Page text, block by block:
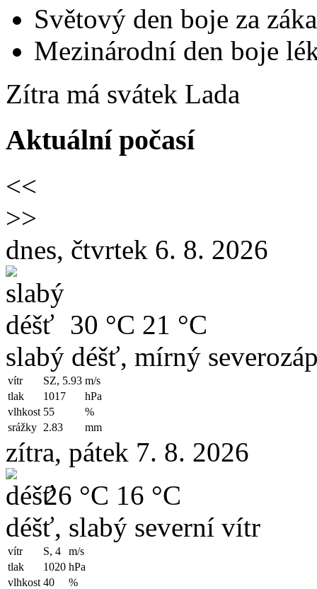
Světový den boje za
Mezinárodní den boje
Zítra má svátek Lada
Aktuální počasí
<<
>>
dnes, čtvrtek 6. 8. 2026
30 °C 21 °C
slabý déšť, mírný
vítr SZ, 5.93 m/s
tlak
1017
hPa
vlhkost 55
%
srážky 2.83 mm
zítra, pátek 7. 8. 2026
26 °C 16 °C
déšť, slabý severní vítr
vítr S, 4
m/s
tlak
1020 hPa
vlhkost 40
%